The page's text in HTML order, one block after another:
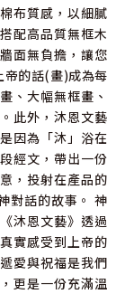
布質感，以細膩
配高品質無框木
面無負擔，讓您
帝的話(畫)成為每
、大幅無框畫、
此外，沐恩文藝
因為「沐」浴在
經文，帶出一份
，投射在產品的
對話的故事。 神
沐恩文藝》透過
實感受到上帝的
愛與祝福是我們
更是一份充滿溫